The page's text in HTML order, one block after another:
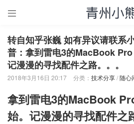

转自知乎张巍 如有异议请联系
普：拿到雷电3的MacBook Pro
记漫漫的寻找配件之路。。。
2018年3月16日 20:17 分类： 技术分享/随心
拿到雷电3的MacBook
始。记漫漫的寻找配件之